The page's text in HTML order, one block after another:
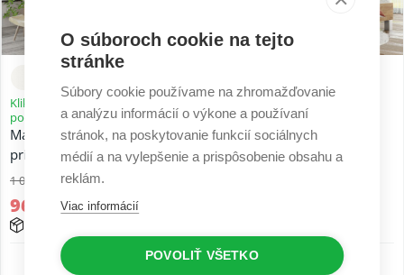
Kliknite a prefarbite si výrobok
podľa seba
Manželská posteľ s úložným
priestorom Danka
1 076,25 €
968,63 €
podľa seba
Manželská posteľ bez
úložného priestoru Danka
5 r. záruka
O súboroch cookie na tejto
stránke
Súbory cookie používame na zhromažďovanie
a analýzu informácií o výkone a používaní
stránok, na poskytovanie funkcií sociálnych
médií a na vylepšenie a prispôsobenie obsahu a
reklám.
Viac informácií
POVOLIŤ VŠETKO